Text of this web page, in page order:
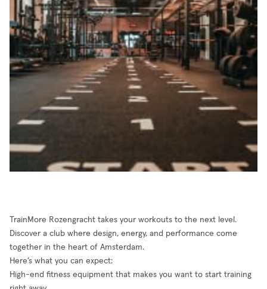
TrainMore Rozengracht takes your workouts to the next level.
Discover a club where design, energy, and performance come
together in the heart of Amsterdam.
Here’s what you can expect:
High-end fitness equipment that makes you want to start training